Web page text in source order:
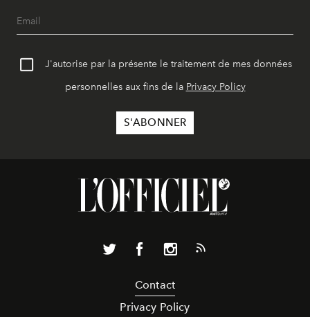
J'autorise par la présente le traitement de mes données
personnelles aux fins de la Privacy Policy
Contact
Privacy Policy